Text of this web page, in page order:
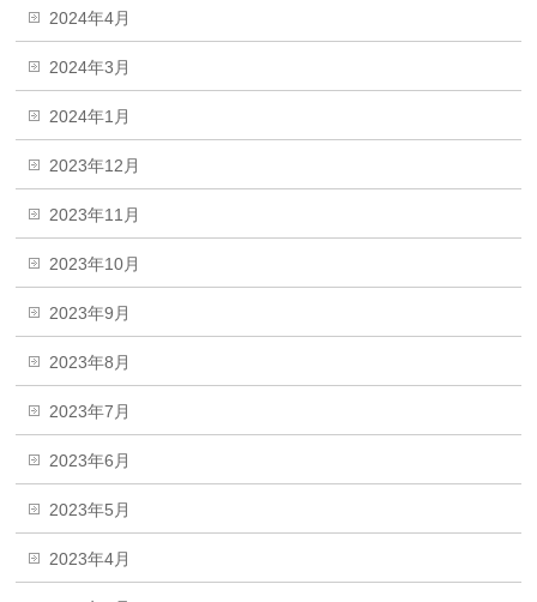
2024年4月
2024年3月
2024年1月
2023年12月
2023年11月
2023年10月
2023年9月
2023年8月
2023年7月
2023年6月
2023年5月
2023年4月